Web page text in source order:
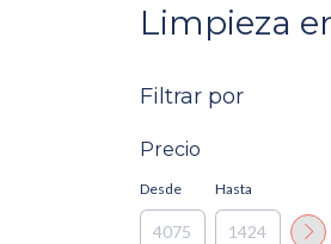
Limpieza
Filtrar por
Precio
Desde Hasta